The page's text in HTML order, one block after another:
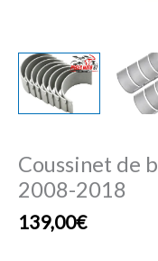
Coussinet de
2008-2018
139,00€